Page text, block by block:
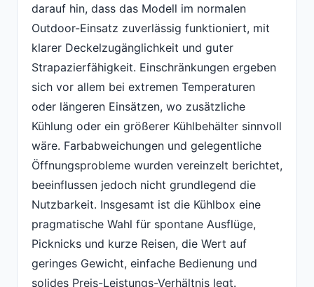
darauf hin, dass das Modell im normalen
Outdoor-Einsatz zuverlässig funktioniert, mit
klarer Deckelzugänglichkeit und guter
Strapazierfähigkeit. Einschränkungen ergeben
sich vor allem bei extremen Temperaturen
oder längeren Einsätzen, wo zusätzliche
Kühlung oder ein größerer Kühlbehälter sinnvoll
wäre. Farbabweichungen und gelegentliche
Öffnungsprobleme wurden vereinzelt berichtet,
beeinflussen jedoch nicht grundlegend die
Nutzbarkeit. Insgesamt ist die Kühlbox eine
pragmatische Wahl für spontane Ausflüge,
Picknicks und kurze Reisen, die Wert auf
geringes Gewicht, einfache Bedienung und
solides Preis-Leistungs-Verhältnis legt.